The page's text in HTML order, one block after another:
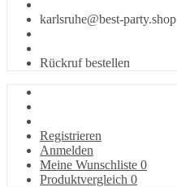
karlsruhe@best-party.shop
Rückruf bestellen
Registrieren
Anmelden
Meine Wunschliste 0
Produktvergleich 0